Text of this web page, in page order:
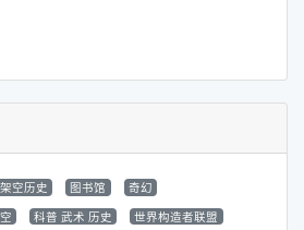
架空历史 图书馆 奇幻
科普 武术 历史 世界构造者联盟